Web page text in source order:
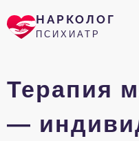
НАРКОЛОГ
ПСИХИАТР
Терапия
—